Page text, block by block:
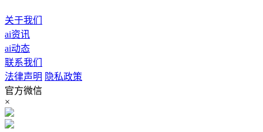
关于我们
ai资讯
ai动态
联系我们
法律声明 隐私政策
官方微信
×